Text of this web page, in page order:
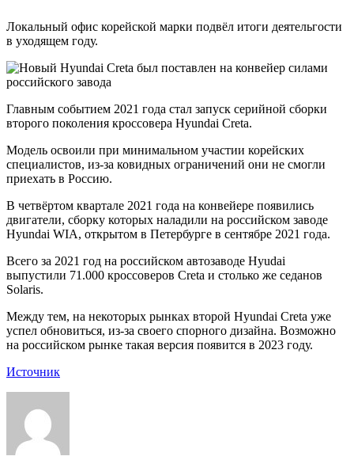
Локальный офис корейской марки подвёл итоги деятельгости
в уходящем году.
Главным событием 2021 года стал запуск серийной сборки
второго поколения кроссовера Hyundai Creta.
Модель освоили при минимальном участии корейских
специалистов, из-за ковидных ограничений они не смогли
приехать в Россию.
В четвёртом квартале 2021 года на конвейере появились
двигатели, сборку которых наладили на российском заводе
Hyundai WIA, открытом в Петербурге в сентябре 2021 года.
Всего за 2021 год на российском автозаводе Hyudai
выпустили 71.000 кроссоверов Creta и столько же седанов
Solaris.
Между тем, на некоторых рынках второй Hyundai Creta уже
успел обновиться, из-за своего спорного дизайна. Возможно
на российском рынке такая версия появится в 2023 году.
Источник